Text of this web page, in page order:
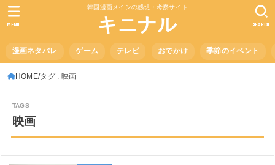
韓国漫画メインの感想・考察サイト
キニナル
漫画ネタバレ ゲーム テレビ おでかけ 季節のイベント
SEARCH
MENU
HOME タグ : 映画
映画